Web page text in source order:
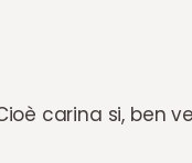
carina si, ben